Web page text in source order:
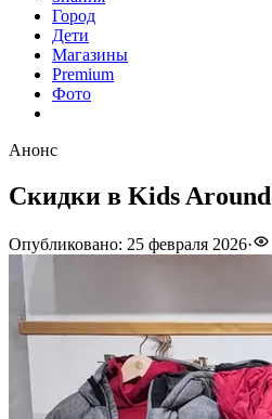
Город
Дети
Магазины
Premium
Фото
Анонс
Скидки в Kids Around
Опубликовано: 25 февраля 2026·